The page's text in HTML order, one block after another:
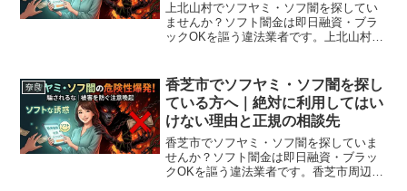
上北山村でソフヤミ・ソフ闇を探してい
ませんか？ソフト闇金は即日融資・ブラ
ックOKを謳う違法業者です。上北山村周
ずお読みください。
奈良
香芝市でソフヤミ・ソフ闇を探し
ている方へ｜絶対に利用してはい
けない理由と正規の相談先
香芝市でソフヤミ・ソフ闇を探していま
せんか？ソフト闇金は即日融資・ブラッ
クOKを謳う違法業者です。香芝市周辺で